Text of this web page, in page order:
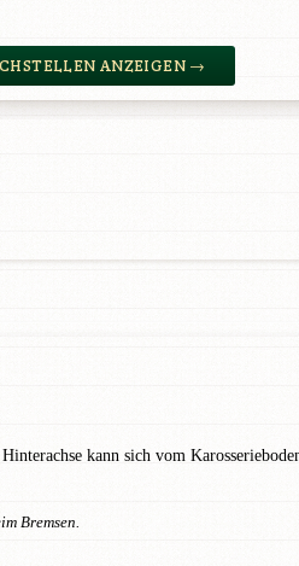
ANZEIGEN →
kann sich vom
Bremsen.